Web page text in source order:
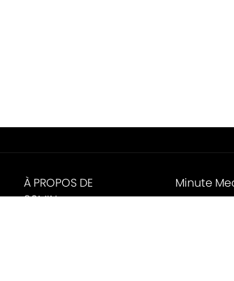
À PROPOS DE
90MIN
Minute